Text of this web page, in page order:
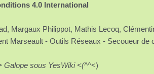
4.0 International
Margaux Philippot, Mathis Lecoq,
Marseault - Outils Réseaux - Secoueur de
Galope sous YesWiki <(^^<)